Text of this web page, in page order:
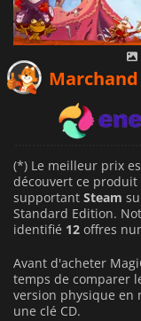
(*) Le meilleur prix
découvert ce
supportant Steam
Standard Edition.
identifié 12 offres
Avant d'acheter
temps de comparer
version physique en
une clé CD.